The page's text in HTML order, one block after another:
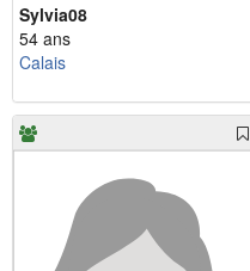
Sylvia08
54 ans
Calais